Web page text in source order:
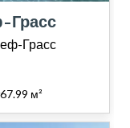
Грасс
Грасс
67.99 м²